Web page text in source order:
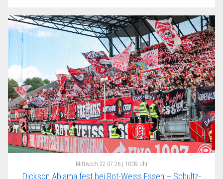
Mittwoch 22.07.26 | 10:39 Uhr
Dickson Abiama fest bei Rot-Weiss Essen – Schultz-